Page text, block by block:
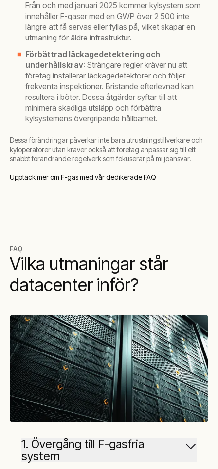
Från och med januari 2025 kommer kylsystem som
innehåller F-gaser med en GWP över 2 500 inte
längre att få servas eller fyllas på, vilket skapar en
utmaning för äldre infrastruktur.
Förbättrad läckagedetektering och
underhållskrav: Strängare regler kräver nu att
företag installerar läckagedetektorer och följer
frekventa inspektioner. Bristande efterlevnad kan
resultera i böter. Dessa åtgärder syftar till att
minimera skadliga utsläpp och förbättra
kylsystemens övergripande hållbarhet.
Dessa förändringar påverkar inte bara utrustningstillverkare och
kyloperatörer utan kräver också att företag anpassar sig till ett
snabbt förändrande regelverk som fokuserar på miljöansvar.
Upptäck mer om F-gas med vår dedikerade FAQ
FAQ
Vilka utmaningar står
datacenter inför?
1. Övergång till F-gasfria
system